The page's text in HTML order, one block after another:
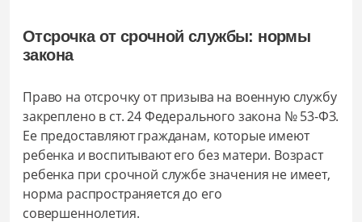
Отсрочка от срочной службы: нормы
закона
Право на отсрочку от призыва на военную службу
закреплено в ст. 24 Федерального закона № 53-ФЗ.
Ее предоставляют гражданам, которые имеют
ребенка и воспитывают его без матери. Возраст
ребенка при срочной службе значения не имеет,
норма распространяется до его
совершеннолетия.